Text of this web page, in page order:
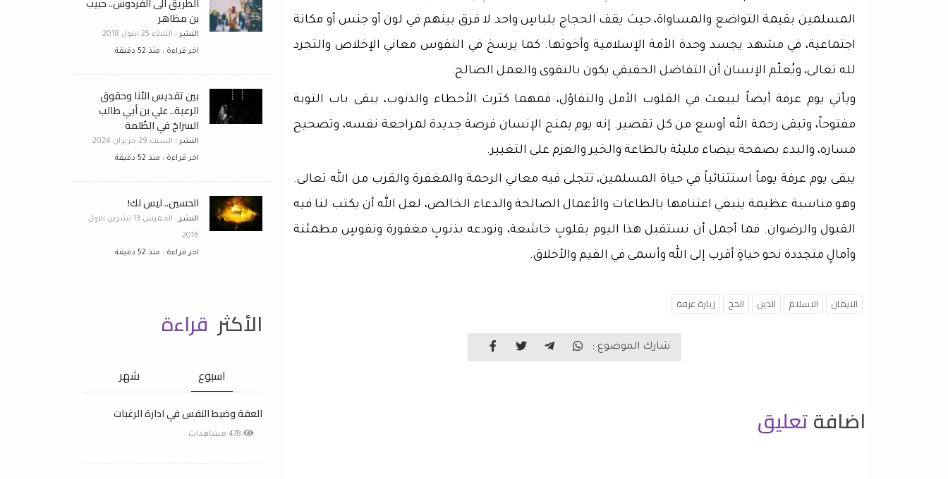
المسلمين بقيمة التواضع والمساواة، حيث يقف الحجاج بلباسٍ واحد لا فرق بينهم في لون أو جنس أو مكانة
اجتماعية، في مشهد يجسد وحدة الأمة الإسلامية وأخوتها. كما يرسخ في النفوس معاني الإخلاص والتجرد
لله تعالى، ويُعلّم الإنسان أن التفاضل الحقيقي يكون بالتقوى والعمل الصالح.
ويأتي يوم عرفة أيضاً ليبعث في القلوب الأمل والتفاؤل، فمهما كثرت الأخطاء والذنوب، يبقى باب التوبة
مفتوحاً، وتبقى رحمة الله أوسع من كل تقصير. إنه يوم يمنح الإنسان فرصة جديدة لمراجعة نفسه، وتصحيح
مساره، والبدء بصفحة بيضاء مليئة بالطاعة والخير والعزم على التغيير.
يبقى يوم عرفة يوماً استثنائياً في حياة المسلمين، تتجلى فيه معاني الرحمة والمغفرة والقرب من الله تعالى.
وهو مناسبة عظيمة ينبغي اغتنامها بالطاعات والأعمال الصالحة والدعاء الخالص، لعل الله أن يكتب لنا فيه
القبول والرضوان. فما أجمل أن نستقبل هذا اليوم بقلوبٍ خاشعة، ونودعه بذنوبٍ مغفورة ونفوسٍ مطمئنة
وآمالٍ متجددة نحو حياةٍ أقرب إلى الله وأسمى في القيم والأخلاق.
الايمان الاسلام الدين الحج زيارة عرفة
شارك الموضوع :
اضافةتعليق
بن مظاهر
النشر : الثلاثاء 25 ايلول 2018
اخر قراءة : منذ 52 دقيقة
بين تقديس الأنا وحقوق
الرعية.. علي بن أبي طالب
السراجُ في الظُلمة
النشر : السبت 29 حزيران 2024
اخر قراءة : منذ 52 دقيقة
الحسين.. ليس لك!
النشر :
الخميس 13 تشرين الاول
2016
اخر قراءة : منذ 52 دقيقة
الأكثر قراءة
اسبوع شهر
العفة وضبط النفس في ادارة الرغبات